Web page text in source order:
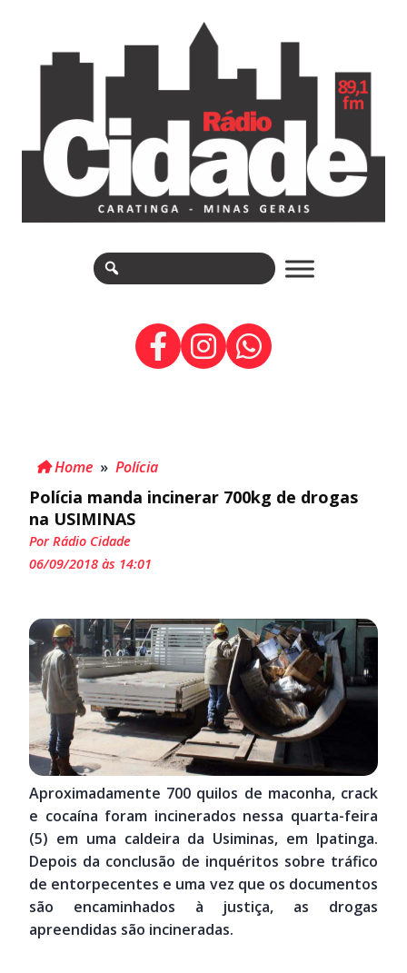
Home » Polícia
Polícia manda incinerar 700kg de drogas
na USIMINAS
Por Rádio Cidade
06/09/2018 às 14:01
Aproximadamente 700 quilos de maconha, crack
e cocaína foram incinerados nessa quarta-feira
(5) em uma caldeira da Usiminas, em Ipatinga.
Depois da conclusão de inquéritos sobre tráfico
de entorpecentes e uma vez que os documentos
são encaminhados à justiça, as drogas
apreendidas são incineradas.